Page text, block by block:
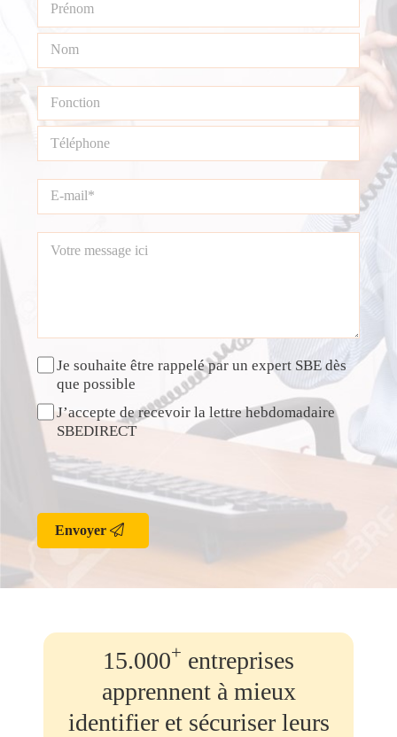
Je souhaite être rappelé par un expert SBE dès
que possible
J’accepte de recevoir la lettre hebdomadaire
SBEDIRECT
Envoyer
15.000+ entreprises
apprennent à mieux
identifier et sécuriser leurs